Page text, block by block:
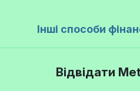
Інші способи
Відвідати